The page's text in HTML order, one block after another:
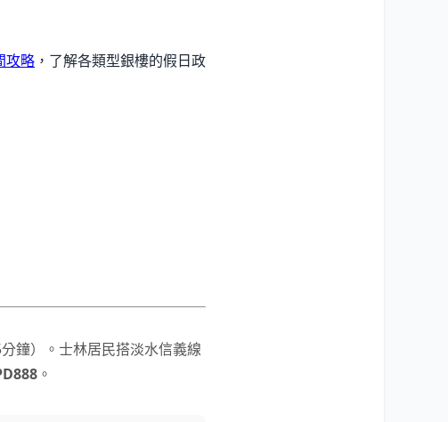
攻略 ，了解各類型銀樓的假日政
鐘）。士林居民搭淡水信義線
。